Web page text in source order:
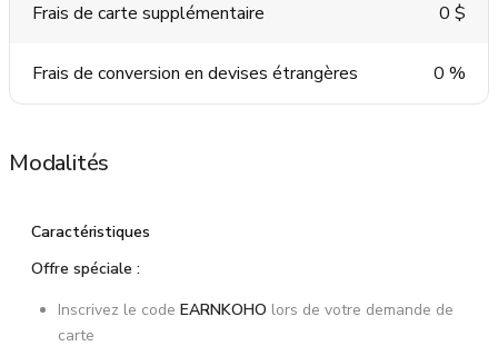
Frais de carte supplémentaire 0 $
Frais de conversion en devises étrangères 0 %
Modalités
Caractéristiques
Offre spéciale :
Inscrivez le code EARNKOHO lors de votre demande de
carte